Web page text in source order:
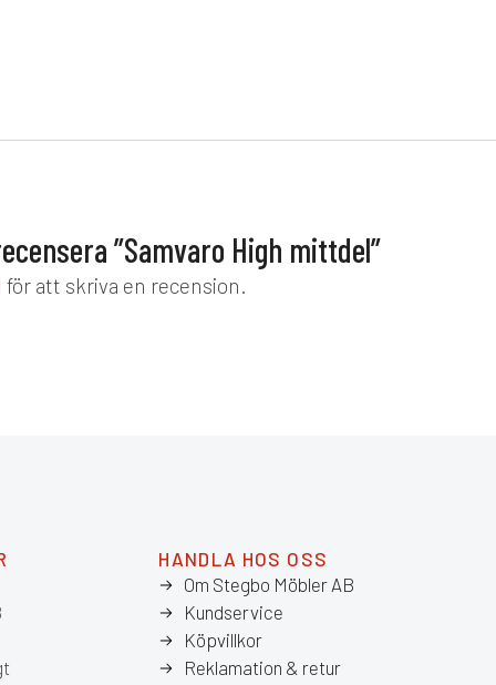
”Samvaro High mittdel”
för att skriva en recension.
HANDLA HOS OSS
Om Stegbo Möbler AB
Kundservice
Köpvillkor
Reklamation & retur